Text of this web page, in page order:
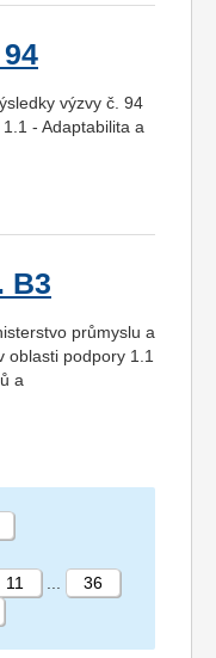
výzvy č. 94
- Adaptabilita a
B3
průmyslu a
oblasti podpory 1.1
a
11
36